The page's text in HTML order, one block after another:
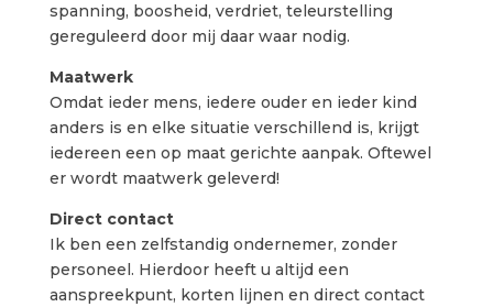
spanning, boosheid, verdriet, teleurstelling
gereguleerd door mij daar waar nodig.
Maatwerk
Omdat ieder mens, iedere ouder en ieder kind
anders is en elke situatie verschillend is, krijgt
iedereen een op maat gerichte aanpak. Oftewel
er wordt maatwerk geleverd!
Direct contact
Ik ben een zelfstandig ondernemer, zonder
personeel. Hierdoor heeft u altijd een
aanspreekpunt, korten lijnen en direct contact